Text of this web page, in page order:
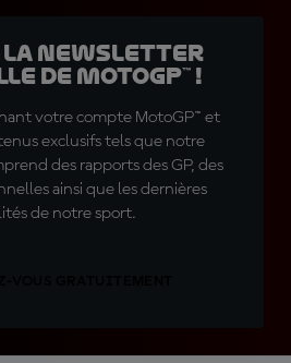
la Newsletter
de MotoGP™ !
votre compte MotoGP™ et
exclusifs tels que notre
des rapports des GP, des
ainsi que les dernières
de notre sport.